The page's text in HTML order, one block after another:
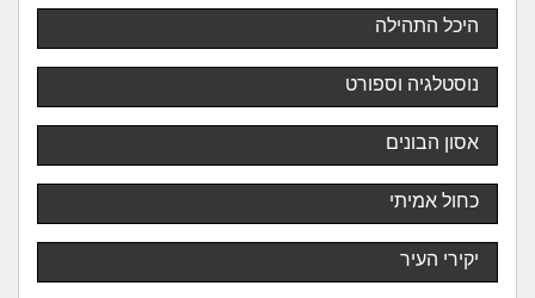
היכל התהילה
נוסטלגיה וספורט
אסון הבונים
כחול אמיתי
יקירי העיר